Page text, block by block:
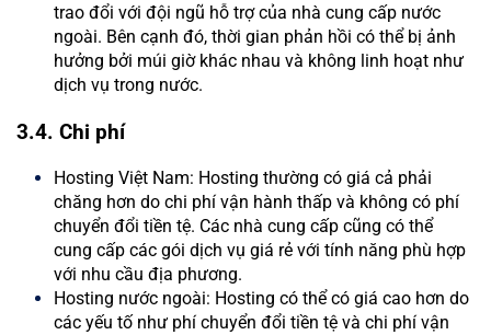
trao đổi với đội ngũ hỗ trợ của nhà cung cấp nước
ngoài. Bên cạnh đó, thời gian phản hồi có thể bị ảnh
hưởng bởi múi giờ khác nhau và không linh hoạt như
dịch vụ trong nước.
3.4. Chi phí
Hosting Việt Nam: Hosting thường có giá cả phải
chăng hơn do chi phí vận hành thấp và không có phí
chuyển đổi tiền tệ. Các nhà cung cấp cũng có thể
cung cấp các gói dịch vụ giá rẻ với tính năng phù hợp
với nhu cầu địa phương.
Hosting nước ngoài: Hosting có thể có giá cao hơn do
các yếu tố như phí chuyển đổi tiền tệ và chi phí vận